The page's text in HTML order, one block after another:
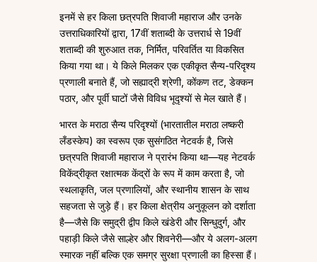
इनमें से हर किला छत्रपति शिवाजी महाराज और उनके
उत्तराधिकारियों द्वारा, 17वीं शताब्दी के उत्तरार्ध से 19वीं
शताब्दी की शुरुआत तक, निर्मित, परिवर्तित या विकसित
किया गया था। ये किले मिलकर एक एकीकृत सैन्य-परिदृश्य
प्रणाली बनाते हैं, जो सह्याद्री श्रेणी, कोंकण तट, डेक्कन
पठार, और पूर्वी घाटों जैसे विविध भूदृश्यों से मेल खाते हैं।
भारत के मराठा सैन्य परिदृश्यों (भारतातील मराठा लष्करी
लँडस्केप) का स्वरूप एक सुसंगठित नेटवर्क है, जिसे
छत्रपति शिवाजी महाराज ने प्रारंभ किया था—यह नेटवर्क
विकेंद्रीकृत रक्षात्मक केंद्रों के रूप में काम करता है, जो
स्थलाकृति, जल प्रणालियों, और स्थानीय शासन के साथ
सहजता से जुड़े हैं। हर किला क्षेत्रीय अनुकूलन को दर्शाता
है—जैसे कि समुद्री द्वीप किले खंडेरी और सिन्धुदुर्ग, और
पहाड़ी किले जैसे साल्हेर और शिवनेरी—और ये अलग-अलग
स्मारक नहीं बल्कि एक समग्र सुरक्षा प्रणाली का हिस्सा हैं।